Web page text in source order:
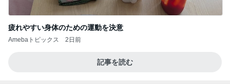
疲れやすい身体のための運動を決意
Amebaトピックス 2日前
記事を読む